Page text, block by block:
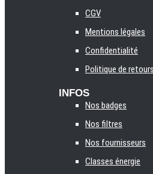
CGV
Mentions légales
Confidentialité
Politique de retours
INFOS
Nos badges
Nos filtres
Nos fournisseurs
Classes énergie